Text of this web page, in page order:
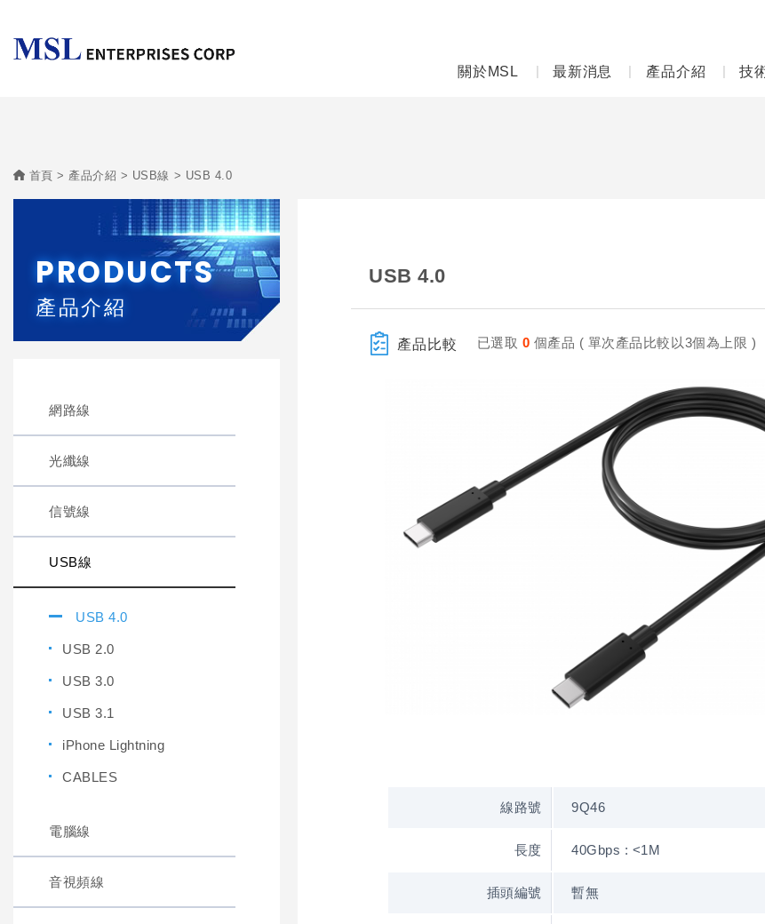
關於MSL 最新消息 產品介紹 技
首頁 產品介紹 USB線 USB 4.0
PRODUCTS
產品介紹
網路線
光纖線
信號線
USB線
USB 4.0
USB 2.0
USB 3.0
USB 3.1
iPhone Lightning
CABLES
電腦線
音視頻線
USB 4.0
產品比較 已選取 0 個產品 ( 單次產品比較以3個為上限 )
線路號 9Q46
長度 40Gbps : <1M
插頭編號 暫無